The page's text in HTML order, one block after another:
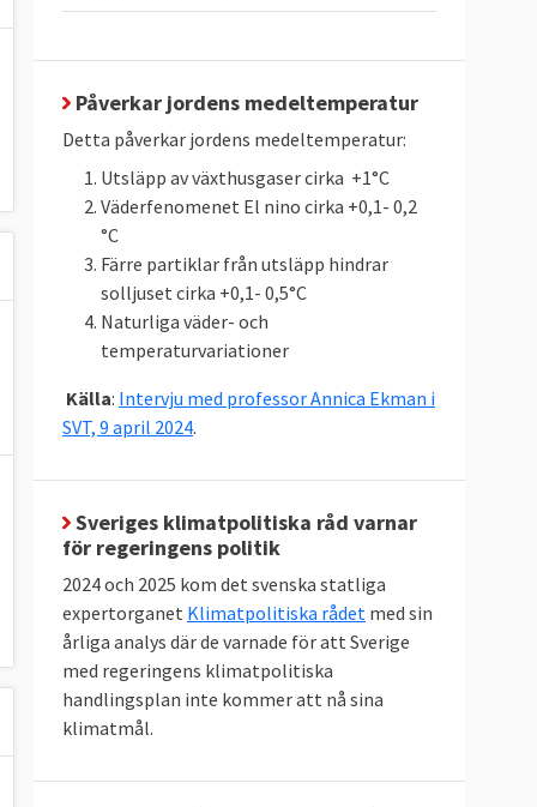
Påverkar jordens medeltemperatur
Detta påverkar jordens medeltemperatur:
Utsläpp av växthusgaser cirka +1°C
Väderfenomenet El nino cirka +0,1- 0,2
°C
Färre partiklar från utsläpp hindrar
solljuset cirka +0,1- 0,5°C
Naturliga väder- och
temperaturvariationer
Källa: Intervju med professor Annica Ekman i
SVT, 9 april 2024.
Sveriges klimatpolitiska råd varnar
för regeringens politik
2024 och 2025 kom det svenska statliga
expertorganet Klimatpolitiska rådet med sin
årliga analys där de varnade för att Sverige
med regeringens klimatpolitiska
handlingsplan inte kommer att nå sina
klimatmål.